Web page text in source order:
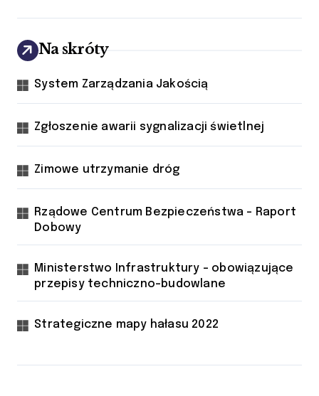
w
p
i
s
u
Na skróty
System Zarządzania Jakością
Zgłoszenie awarii sygnalizacji świetlnej
Zimowe utrzymanie dróg
Rządowe Centrum Bezpieczeństwa - Raport
Dobowy
Ministerstwo Infrastruktury - obowiązujące
przepisy techniczno-budowlane
Strategiczne mapy hałasu 2022